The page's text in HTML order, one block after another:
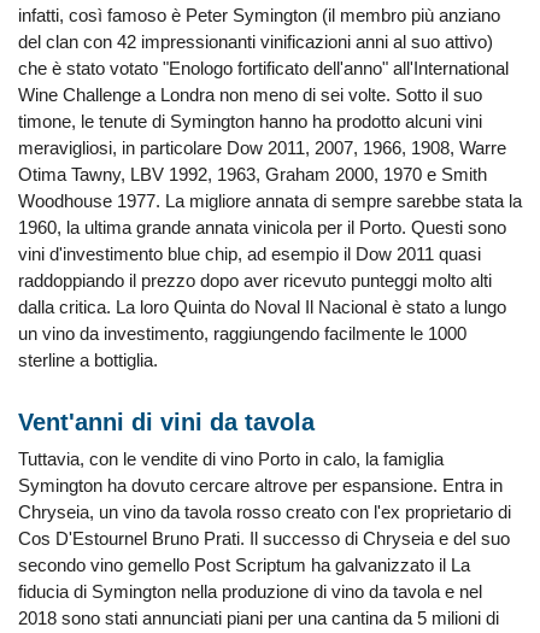
infatti, così famoso è Peter Symington (il membro più anziano
del clan con 42 impressionanti vinificazioni anni al suo attivo)
che è stato votato "Enologo fortificato dell'anno" all'International
Wine Challenge a Londra non meno di sei volte. Sotto il suo
timone, le tenute di Symington hanno ha prodotto alcuni vini
meravigliosi, in particolare Dow 2011, 2007, 1966, 1908, Warre
Otima Tawny, LBV 1992, 1963, Graham 2000, 1970 e Smith
Woodhouse 1977. La migliore annata di sempre sarebbe stata la
1960, la ultima grande annata vinicola per il Porto. Questi sono
vini d'investimento blue chip, ad esempio il Dow 2011 quasi
raddoppiando il prezzo dopo aver ricevuto punteggi molto alti
dalla critica. La loro Quinta do Noval Il Nacional è stato a lungo
un vino da investimento, raggiungendo facilmente le 1000
sterline a bottiglia.
Vent'anni di vini da tavola
Tuttavia, con le vendite di vino Porto in calo, la famiglia
Symington ha dovuto cercare altrove per espansione. Entra in
Chryseia, un vino da tavola rosso creato con l'ex proprietario di
Cos D'Estournel Bruno Prati. Il successo di Chryseia e del suo
secondo vino gemello Post Scriptum ha galvanizzato il La
fiducia di Symington nella produzione di vino da tavola e nel
2018 sono stati annunciati piani per una cantina da 5 milioni di